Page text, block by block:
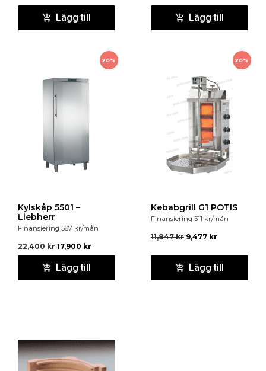
Lägg till Lägg till
20%
Kylskåp 5501 –
Liebherr
Finansiering 587 kr/mån
22,400kr 17,900 kr
Lägg till
20%
Kebabgrill G1 POTIS
Finansiering 311 kr/mån
11,847kr 9,477 kr
Lägg till